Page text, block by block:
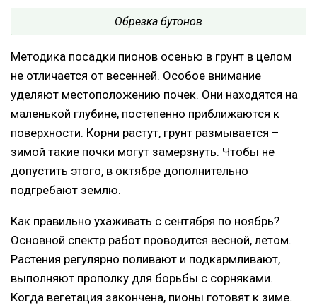
Обрезка бутонов
Методика посадки пионов осенью в грунт в целом
не отличается от весенней. Особое внимание
уделяют местоположению почек. Они находятся на
маленькой глубине, постепенно приближаются к
поверхности. Корни растут, грунт размывается –
зимой такие почки могут замерзнуть. Чтобы не
допустить этого, в октябре дополнительно
подгребают землю.
Как правильно ухаживать с сентября по ноябрь?
Основной спектр работ проводится весной, летом.
Растения регулярно поливают и подкармливают,
выполняют прополку для борьбы с сорняками.
Когда вегетация закончена, пионы готовят к зиме.